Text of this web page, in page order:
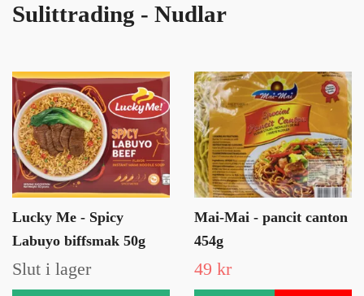
Sulittrading - Nudlar
Lucky Me - Spicy
Labuyo biffsmak 50g
Slut i lager
Mai-Mai - pancit canton
454g
49 kr